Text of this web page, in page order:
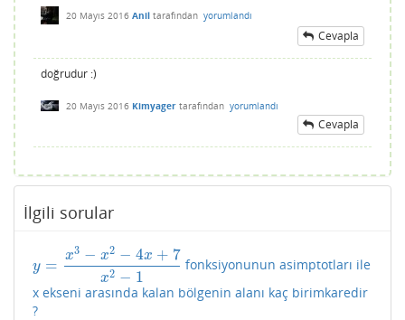
20 Mayıs 2016 Anil tarafından yorumlandı
Cevapla
doğrudur :)
20 Mayıs 2016 Kimyager tarafından yorumlandı
Cevapla
İlgili sorular
y = x3 − x2 − 4x + 7
x2 − 1
y= x3 −x2−4x+7x2−1
fonksiyonunun asimptotları ile
x ekseni arasında kalan bölgenin alanı kaç birimkaredir
?